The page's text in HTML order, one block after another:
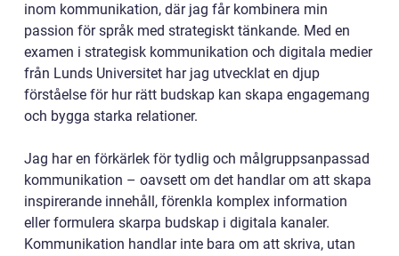
inom kommunikation, där jag får kombinera min
passion för språk med strategiskt tänkande. Med en
examen i strategisk kommunikation och digitala medier
från Lunds Universitet har jag utvecklat en djup
förståelse för hur rätt budskap kan skapa engagemang
och bygga starka relationer.
Jag har en förkärlek för tydlig och målgruppsanpassad
kommunikation – oavsett om det handlar om att skapa
inspirerande innehåll, förenkla komplex information
eller formulera skarpa budskap i digitala kanaler.
Kommunikation handlar inte bara om att skriva, utan